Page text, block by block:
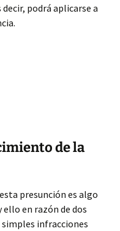
podrá aplicarse a
de la
presunción es algo
ello en razón de dos
infracciones